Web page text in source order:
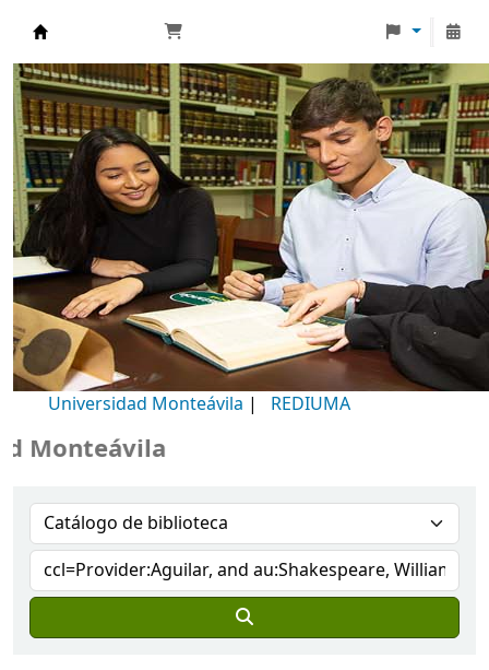
Biblioteca Universidad Monteávila
Universidad Monteávila | REDIUMA